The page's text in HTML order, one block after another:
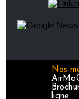
Nos
ligne